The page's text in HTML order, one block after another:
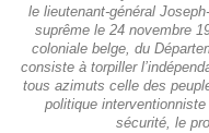
le lieutenant-général
suprême le 24 novembre
coloniale belge, du
consiste à torpiller
tous azimuts celle des
politique
sécurité, le